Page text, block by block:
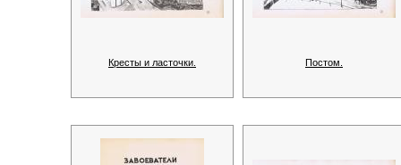
Кресты и ласточки. Постом.